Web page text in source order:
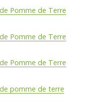
Pomme de Terre
Pomme de Terre
Pomme de Terre
pomme de terre